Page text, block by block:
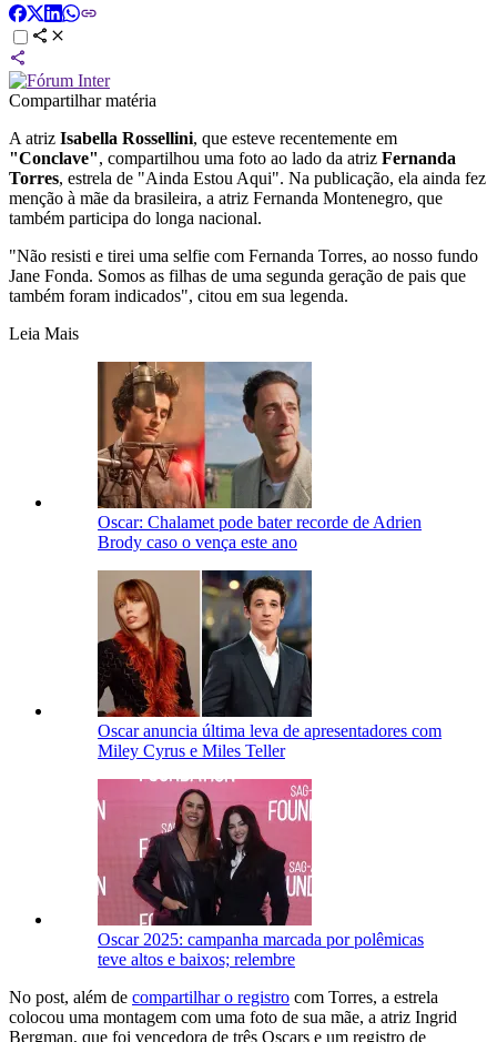
Compartilhar matéria
A atriz Isabella Rossellini, que esteve recentemente em
"Conclave", compartilhou uma foto ao lado da atriz Fernanda
Torres, estrela de "Ainda Estou Aqui". Na publicação, ela ainda fez
menção à mãe da brasileira, a atriz Fernanda Montenegro, que
também participa do longa nacional.
"Não resisti e tirei uma selfie com Fernanda Torres, ao nosso fundo
Jane Fonda. Somos as filhas de uma segunda geração de pais que
também foram indicados", citou em sua legenda.
Leia Mais
Oscar: Chalamet pode bater recorde de Adrien
Brody caso o vença este ano
Oscar anuncia última leva de apresentadores com
Miley Cyrus e Miles Teller
Oscar 2025: campanha marcada por polêmicas
teve altos e baixos; relembre
No post, além de compartilhar o registro com Torres, a estrela
colocou uma montagem com uma foto de sua mãe, a atriz Ingrid
Bergman, que foi vencedora de três Oscars e um registro de